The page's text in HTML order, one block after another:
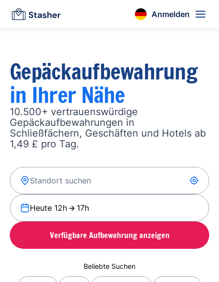
Anmelden
Gepäckaufbewahrung
in Ihrer Nähe
10.500+ vertrauenswürdige
Gepäckaufbewahrungen in
Schließfächern, Geschäften und Hotels ab
1,49 £ pro Tag.
Heute 12h 17h
Verfügbare Aufbewahrung anzeigen
Beliebte Suchen